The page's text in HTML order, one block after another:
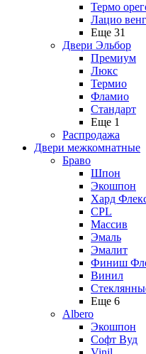
Термо
Лацио
Еще 31
Двери Эльбор
Премиум
Люкс
Термио
Фламио
Стандарт
Еще 1
Распродажа
Двери межкомнатные
Браво
Шпон
Экошпон
Хард
CPL
Массив
Эмаль
Эмалит
Финиш
Винил
Еще 6
Albero
Экошпон
Софт Вуд